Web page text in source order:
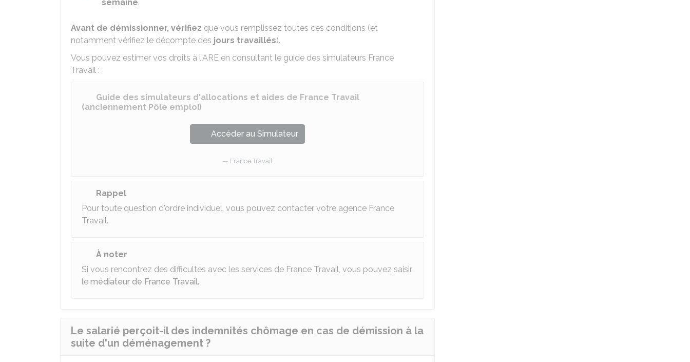
semaine.
Avant de démissionner, vérifiez que vous remplissez toutes ces conditions (et
notamment vérifiez le décompte des jours travaillés).
Vous pouvez estimer vos droits à l'ARE en consultant le guide des simulateurs France
Travail :
Guide des simulateurs d'allocations et aides de France Travail
(anciennement Pôle emploi)
Accéder au Simulateur
France Travail
Rappel
Pour toute question d'ordre individuel, vous pouvez contacter votre agence France
Travail.
À noter
Si vous rencontrez des difficultés avec les services de France Travail, vous pouvez saisir
le médiateur de France Travail.
Le salarié perçoit-il des indemnités chômage en cas de démission à la
suite d'un déménagement ?